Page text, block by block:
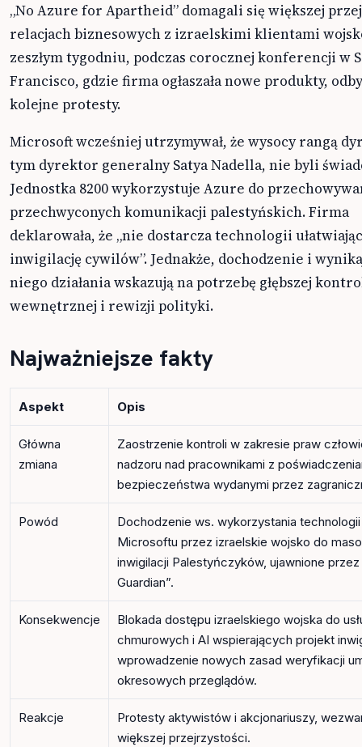
„No Azure for Apartheid” domagali się większej
relacjach biznesowych z izraelskimi klientami
zeszłym tygodniu, podczas corocznej konferencji w
Francisco, gdzie firma ogłaszała nowe produkty,
kolejne protesty.
Microsoft wcześniej utrzymywał, że wysocy rangą
tym dyrektor generalny Satya Nadella, nie byli
Jednostka 8200 wykorzystuje Azure do
przechwyconych komunikacji palestyńskich. Firma
deklarowała, że „nie dostarcza technologii
inwigilację cywilów”. Jednakże, dochodzenie i
niego działania wskazują na potrzebę głębszej
wewnętrznej i rewizji polityki.
Najważniejsze fakty
Aspekt Opis
Główna
zmiana
Zaostrzenie kontroli w zakresie praw
nadzoru nad pracownikami z
bezpieczeństwa wydanymi przez
Powód
Dochodzenie ws. wykorzystania
Microsoftu przez izraelskie wojsko do
inwigilacji Palestyńczyków, ujawnione przez
Guardian”.
Konsekwencje
Blokada dostępu izraelskiego wojska do
chmurowych i AI wspierających projekt
wprowadzenie nowych zasad weryfikacji
okresowych przeglądów.
Reakcje
Protesty aktywistów i akcjonariuszy,
większej przejrzystości.